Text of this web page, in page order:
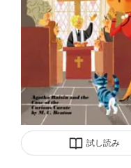
試し読み